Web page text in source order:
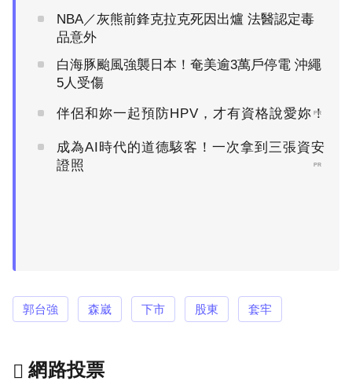
NBA／灰熊前鋒克拉克死因出爐 法醫認定毒
品意外
白海豚颱風強襲日本！奄美逾3萬戶停電 沖繩
5人受傷
伴侶和妳一起預防HPV，才有資格說愛妳！
PR
成為AI時代的道德駭客！一次拿到三張資安
證照
PR
郭台強 森崴 下市 股東 套牢
網路投票